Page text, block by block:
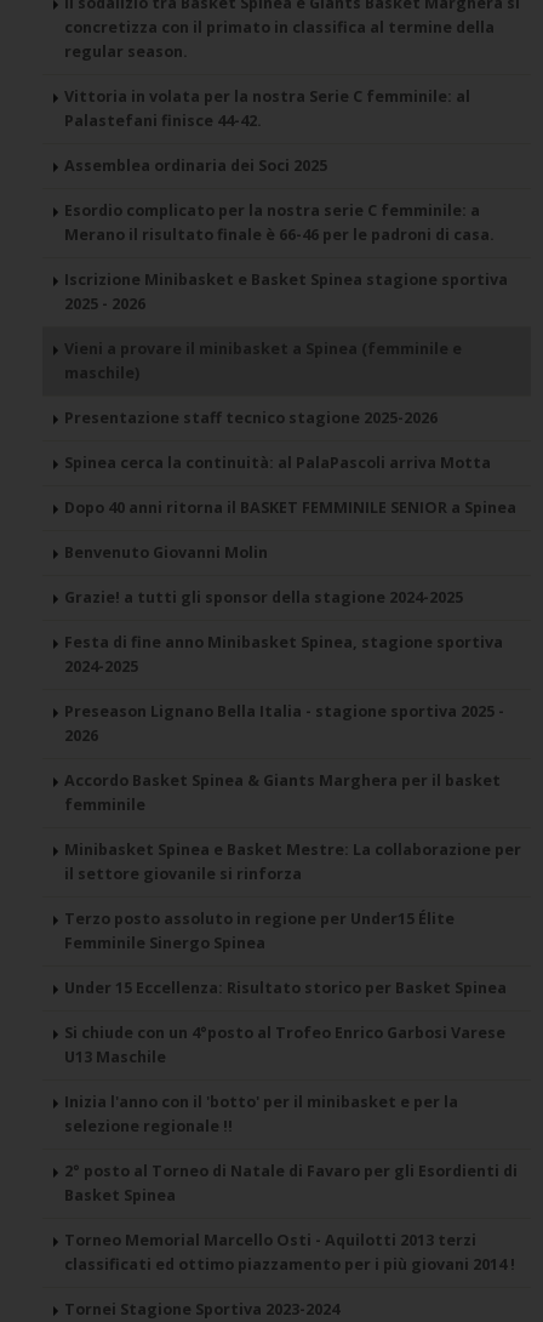
concretizza con il primato in classifica al termine della
regular season.
Vittoria in volata per la nostra Serie C femminile: al
Palastefani finisce 44-42.
Assemblea ordinaria dei Soci 2025
Esordio complicato per la nostra serie C femminile: a
Merano il risultato finale è 66-46 per le padroni di casa.
Iscrizione Minibasket e Basket Spinea stagione sportiva
2025 - 2026
Vieni a provare il minibasket a Spinea (femminile e
maschile)
Presentazione staff tecnico stagione 2025-2026
Spinea cerca la continuità: al PalaPascoli arriva Motta
Dopo 40 anni ritorna il BASKET FEMMINILE SENIOR a Spinea
Benvenuto Giovanni Molin
Grazie! a tutti gli sponsor della stagione 2024-2025
Festa di fine anno Minibasket Spinea, stagione sportiva
2024-2025
Preseason Lignano Bella Italia - stagione sportiva 2025 -
2026
Accordo Basket Spinea & Giants Marghera per il basket
femminile
Minibasket Spinea e Basket Mestre: La collaborazione per
il settore giovanile si rinforza
Terzo posto assoluto in regione per Under15 Élite
Femminile Sinergo Spinea
Under 15 Eccellenza: Risultato storico per Basket Spinea
Si chiude con un 4°posto al Trofeo Enrico Garbosi Varese
U13 Maschile
Inizia l'anno con il 'botto' per il minibasket e per la
selezione regionale !!
2° posto al Torneo di Natale di Favaro per gli Esordienti di
Basket Spinea
Torneo Memorial Marcello Osti - Aquilotti 2013 terzi
classificati ed ottimo piazzamento per i più giovani 2014 !
Tornei Stagione Sportiva 2023-2024